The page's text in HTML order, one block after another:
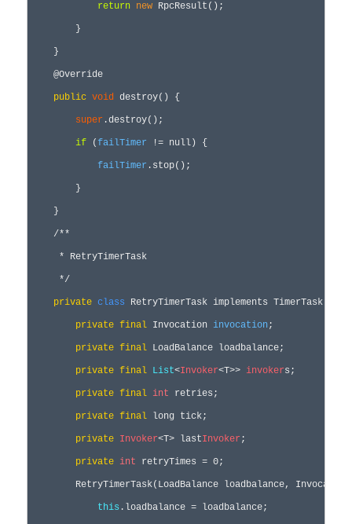
return new RpcResult();
        }
    }
    @Override
public void destroy() {
super .destroy();
if (failTimer != null) {
failTimer .stop();
        }
    }
    /**
     * RetryTimerTask
     */
private class RetryTimerTask implements TimerTask {
private final Invocation invocation ;
private final LoadBalance loadbalance;
private final List<Invoker<T>> invokers;
private final int retries;
private final long tick;
private Invoker<T> lastInvoker ;
private int retryTimes = 0;
RetryTimerTask(LoadBalance loadbalance,
this .loadbalance = loadbalance;